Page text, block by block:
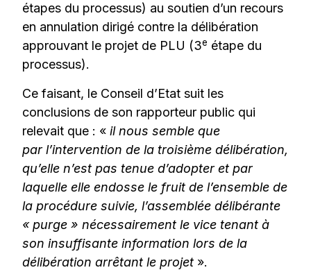
étapes du processus) au soutien d’un recours
en annulation dirigé contre la délibération
approuvant le projet de PLU (3e étape du
processus).
Ce faisant, le Conseil d’Etat suit les
conclusions de son rapporteur public qui
relevait que : «il nous semble que
par l’intervention de la troisième délibération,
qu’elle n’est pas tenue d’adopter et par
laquelle elle endosse le fruit de l’ensemble de
la procédure suivie, l’assemblée délibérante
« purge » nécessairement le vice tenant à
son insuffisante information lors de la
délibération arrêtant le projet ».